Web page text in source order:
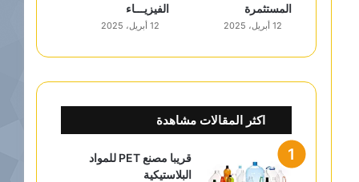
المستثمرة
12 أبريل، 2025
الفيزيـــاء
12 أبريل، 2025
اكثر المقالات مشاهدة
قريبا مصنع PET للمواد
البلاستيكية